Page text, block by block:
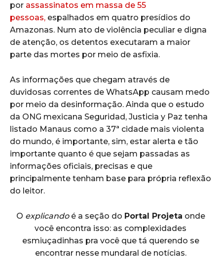
por assassinatos em massa de 55
pessoas, espalhados em quatro presídios do
Amazonas. Num ato de violência peculiar e digna
de atenção, os detentos executaram a maior
parte das mortes por meio de asfixia.
As informações que chegam através de
duvidosas correntes de WhatsApp causam medo
por meio da desinformação. Ainda que o estudo
da ONG mexicana Seguridad, Justicia y Paz tenha
listado Manaus como a 37ª cidade mais violenta
do mundo, é importante, sim, estar alerta e tão
importante quanto é que sejam passadas as
informações oficiais, precisas e que
principalmente tenham base para própria reflexão
do leitor.
O explicandoé a seção do Portal Projeta onde
você encontra isso: as complexidades
esmiuçadinhas pra você que tá querendo se
encontrar nesse mundaral de notícias.